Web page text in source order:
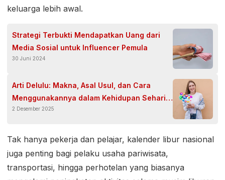
keluarga lebih awal.
Strategi Terbukti Mendapatkan Uang dari
Media Sosial untuk Influencer Pemula
30 Juni 2024
Arti Delulu: Makna, Asal Usul, dan Cara
Menggunakannya dalam Kehidupan Sehari-
Hari
2 Desember 2025
Tak hanya pekerja dan pelajar, kalender libur nasional
juga penting bagi pelaku usaha pariwisata,
transportasi, hingga perhotelan yang biasanya